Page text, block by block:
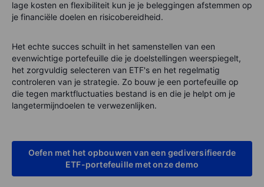
lage kosten en flexibiliteit kun je je beleggingen afstemmen op
je financiële doelen en risicobereidheid.
Het echte succes schuilt in het samenstellen van een
evenwichtige portefeuille die je doelstellingen weerspiegelt,
het zorgvuldig selecteren van ETF's en het regelmatig
controleren van je strategie. Zo bouw je een portefeuille op
die tegen marktfluctuaties bestand is en die je helpt om je
langetermijndoelen te verwezenlijken.
Oefen met het opbouwen van een gediversifieerde
ETF-portefeuille met onze demo